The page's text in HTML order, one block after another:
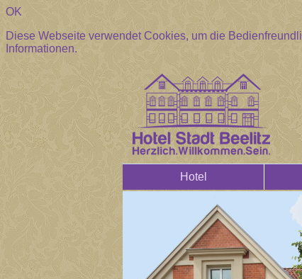
OK
Diese Webseite verwendet Cookies, um die
Informationen.
Hotel